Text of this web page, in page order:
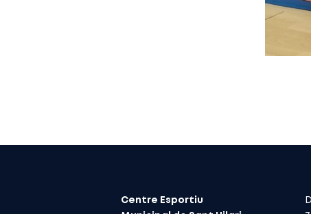
Centre Esportiu